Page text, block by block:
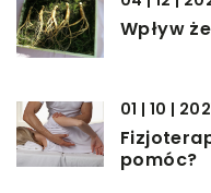
Wpływ
01 | 10 |
pomóc?